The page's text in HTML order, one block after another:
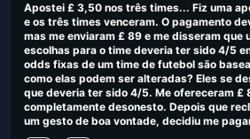
Apostei £ 3,50 nos três times... Fiz uma
e os três times venceram. O pagamento
mas me enviaram £ 89 e me disseram que
escolhas para o time deveria ter sido 4/5
odds fixas de um time de futebol são
como elas podem ser alteradas? Eles se
que deveria ter sido 4/5. Me ofereceram £
completamente desonesto. Depois que
um gesto de boa vontade, decidiu me